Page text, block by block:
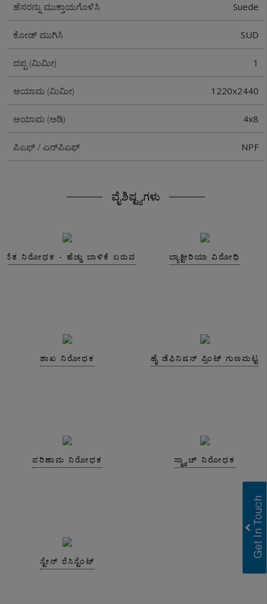
ಹೆಸರನ್ನು ಮುಕ್ತಾಯಗೊಳಿಸಿ Suede
ಕೋಡ್ ಮುಗಿಸಿ SUD
ದಪ್ಪ (ಮಿಮೀ) 1
ಆಯಾಮ (ಮಿಮೀ) 1220x2440
ಆಯಾಮ (ಅಡಿ) 4x8
ಪಿಎಫ್ / ಎನ್‌ಪಿಎಫ್ NPF
ವೈಶಿಷ್ಟ್ಯಗಳು
ನಿರೋಧಕ - ಹೆಚ್ಚು ಬಾಳಿಕೆ ಬರುವ ಬ್ಯಾಕ್ಟೀರಿಯಾ ವಿರೋಧಿ
ಶಾಖ ನಿರೋಧಕ ಹೈ ಡೆಫಿನಿಷನ್ ಪ್ರಿಂಟ್ ಗುಣಮಟ್ಟ
ಪರಿಣಾಮ ನಿರೋಧಕ ಸ್ಕ್ರ್ಯಾಚ್ ನಿರೋಧಕ
ಸ್ಟೇನ್ ರೆಸಿಸ್ಟೆಂಟ್